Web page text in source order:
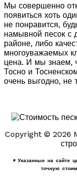
Мы совершенно
появиться хоть
не понравится,
намывной песок с
районе, либо
многоуважаемых
цена. И мы знаем,
Тосно и
очень выгодно, не
Copyright © 2026
* Указанные на сайте
точную